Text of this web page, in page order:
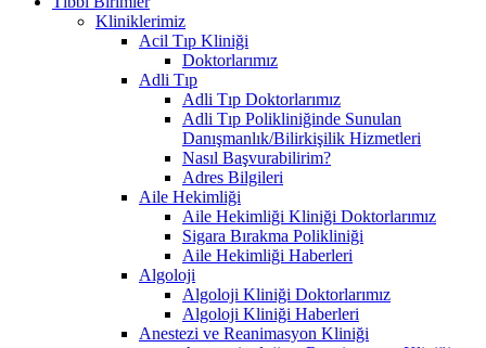
Kliniklerimiz
Acil Tıp Kliniği
Doktorlarımız
Adli Tıp
Adli Tıp Doktorlarımız
Adli Tıp Polikliniğinde Sunulan
Danışmanlık/Bilirkişilik Hizmetleri
Nasıl Başvurabilirim?
Adres Bilgileri
Aile Hekimliği
Aile Hekimliği Kliniği Doktorlarımız
Sigara Bırakma Polikliniği
Aile Hekimliği Haberleri
Algoloji
Algoloji Kliniği Doktorlarımız
Algoloji Kliniği Haberleri
Anestezi ve Reanimasyon Kliniği